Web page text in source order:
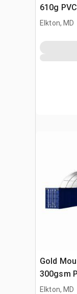
610g
Elkton, MD
Gold
300gsm
Elkton, MD